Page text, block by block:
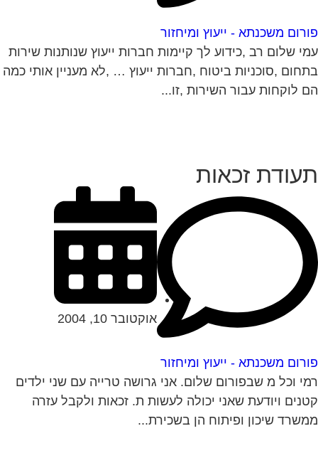
משכנתא - ייעוץ ומיחזור
שלום רב ,כידוע לך קיימות חברות ייעוץ שנותנות שירות
,סוכניות ביטוח ,חברות ייעוץ … ,לא מעניין אותי כמה
לוקחות עבור השירות ,זו...
זכאות
משכנתא - ייעוץ ומיחזור
אוקטובר 10, 2004
וכל מ שבפורום שלום. אני גרושה טרייה עם שני ילדים
ויודעת שאני יכולה לעשות ת. זכאות ולקבל עזרה
שיכון ופיתוח הן בשכירת...